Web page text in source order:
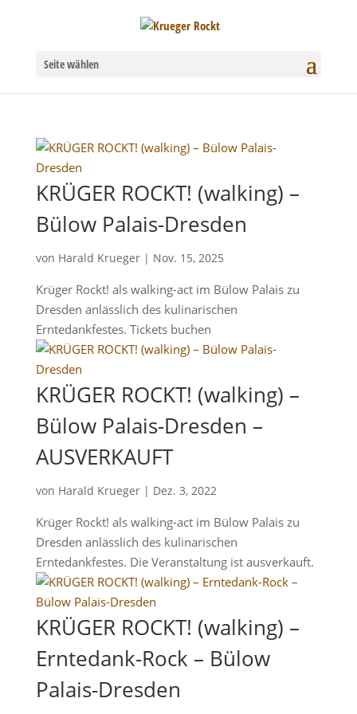
Seite wählen
KRÜGER ROCKT! (walking) –
Bülow Palais-Dresden
von Harald Krueger| Nov. 15, 2025
Krüger Rockt! als walking-act im Bülow Palais zu
Dresden anlässlich des kulinarischen
Erntedankfestes. Tickets buchen
KRÜGER ROCKT! (walking) –
Bülow Palais-Dresden –
AUSVERKAUFT
von Harald Krueger| Dez. 3, 2022
Krüger Rockt! als walking-act im Bülow Palais zu
Dresden anlässlich des kulinarischen
Erntedankfestes. Die Veranstaltung ist ausverkauft.
KRÜGER ROCKT! (walking) –
Erntedank-Rock – Bülow
Palais-Dresden